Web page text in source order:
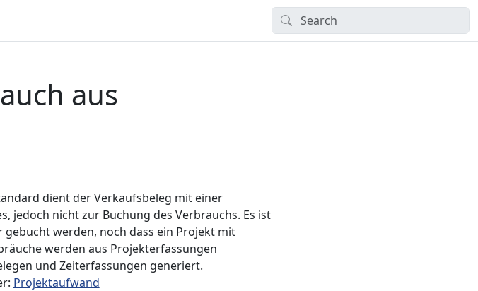
aus
dient der Verkaufsbeleg mit einer
jedoch nicht zur Buchung des Verbrauchs. Es ist
werden, noch dass ein Projekt mit
werden aus Projekterfassungen
und Zeiterfassungen generiert.
Projektaufwand